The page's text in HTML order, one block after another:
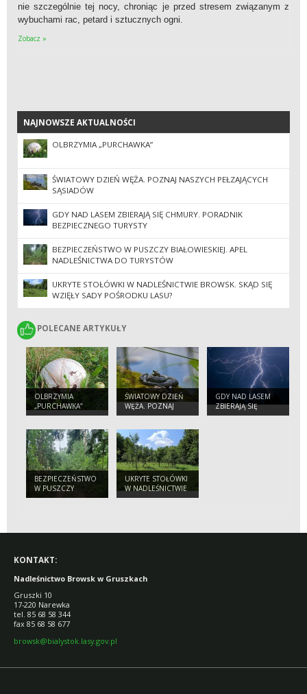
nie szczególnie tej nocy, chroniąc je przed stresem związanym z
wybuchami rac, petard i sztucznych ogni.
Zobacz »
NAJNOWSZE AKTUALNOŚCI
NAJNOWSZE AKTUALNOŚCI
OLBRZYMIA „PURCHAWKA”
ŚWIATOWY DZIEŃ WĘŻA. POZNAJ NASZYCH PEŁZAJĄCYCH
SĄSIADÓW
GDY NAD LASEM ZBIERAJĄ SIĘ CHMURY. PORADNIK
BEZPIECZNEGO TURYSTY
BEZPIECZEŃSTWO W PUSZCZY BIAŁOWIESKIEJ. APEL
NADLEŚNICTWA DO TURYSTÓW
UKRYTE STOŁÓWKI W NADLEŚNICTWIE BROWSK. SKĄD SIĘ
WZIĘŁY SADY POŚRODKU LASU?
POLECANE ARTYKUŁY
POLECANE ARTYKUŁY
OLBRZYMIA
„PURCHAWKA”
ŚWIATOWY DZIEŃ
WĘŻA. POZNAJ
NASZYCH
SĄSIADÓW
GDY NAD LASEM
ZBIERAJĄ SIĘ
CHMURY.
BEZPIECZEŃSTWO
W PUSZCZY
BIAŁOWIESKIEJ.
UKRYTE STOŁÓWKI
W NADLEŚNICTWIE
BROWSK. SKĄD SIĘ
KONTAKT:
Nadleśnictwo Browsk w Gruszkach
Gruszki 10
17-220 Narewka
tel. 85 68 58 344
fax 85 68 58 677
browsk@bialystok.lasy.gov.pl